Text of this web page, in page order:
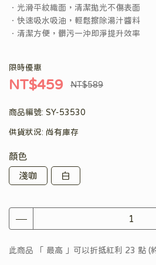
．光滑平紋織面，清潔拋光不傷表面
．快速吸水吸油，輕鬆擦除湯汁醬料
．清潔方便，髒污一沖即淨提升效率
限時優惠
NT$459 NT$589
商品編號: SY-53530
供貨狀況: 尚有庫存
顏色
淺咖
白
此商品 「 最高 」可以折抵紅利 23 點 (